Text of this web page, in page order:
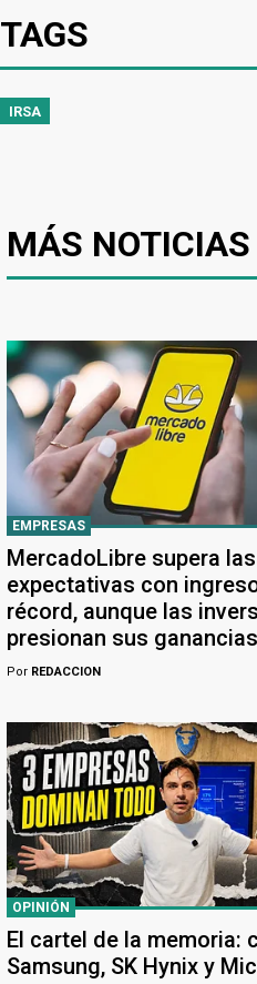
TAGS
IRSA
MÁS NOTICIAS
EMPRESAS
MercadoLibre supera las
expectativas con
récord, aunque las
presionan sus ganancias
Por REDACCION
OPINIÓN
El cartel de la memoria:
Samsung, SK Hynix y